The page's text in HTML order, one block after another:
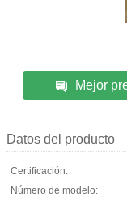
Mejor
Datos del producto
Certificación:
Número de modelo: